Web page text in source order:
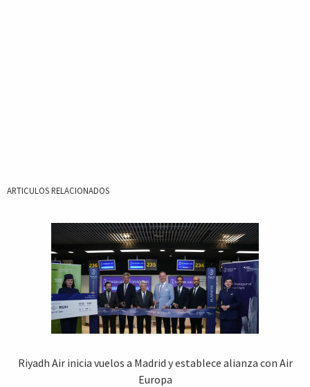
ARTICULOS RELACIONADOS
Riyadh Air inicia vuelos a Madrid y establece alianza con Air
Europa